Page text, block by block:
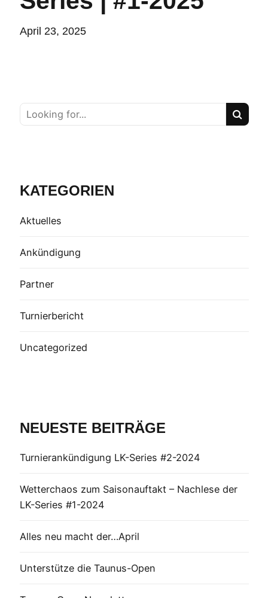
April 23, 2025
KATEGORIEN
Aktuelles
Ankündigung
Partner
Turnierbericht
Uncategorized
NEUESTE BEITRÄGE
Turnierankündigung LK-Series #2-2024
Wetterchaos zum Saisonauftakt – Nachlese der
LK-Series #1-2024
Alles neu macht der…April
Unterstütze die Taunus-Open